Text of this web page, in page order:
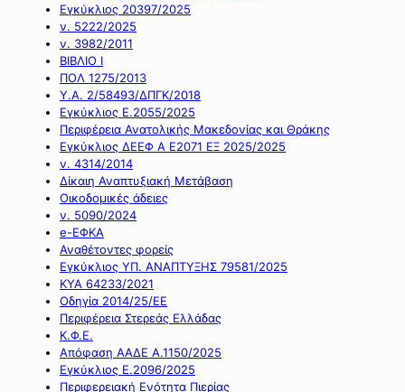
Εγκύκλιος 20397/2025
ν. 5222/2025
ν. 3982/2011
ΒΙΒΛΙΟ Ι
ΠΟΛ 1275/2013
Υ.Α. 2/58493/ΔΠΓΚ/2018
Εγκύκλιος Ε.2055/2025
Περιφέρεια Ανατολικής Μακεδονίας και Θράκης
Εγκύκλιος ΔΕΕΦ Α Ε2071 ΕΞ 2025/2025
ν. 4314/2014
Δίκαιη Αναπτυξιακή Μετάβαση
Οικοδομικές άδειες
ν. 5090/2024
e-ΕΦΚΑ
Αναθέτοντες φορείς
Εγκύκλιος ΥΠ. ΑΝΑΠΤΥΞΗΣ 79581/2025
ΚΥΑ 64233/2021
Οδηγία 2014/25/ΕΕ
Περιφέρεια Στερεάς Ελλάδας
Κ.Φ.Ε.
Απόφαση ΑΑΔΕ Α.1150/2025
Εγκύκλιος Ε.2096/2025
Περιφερειακή Ενότητα Πιερίας